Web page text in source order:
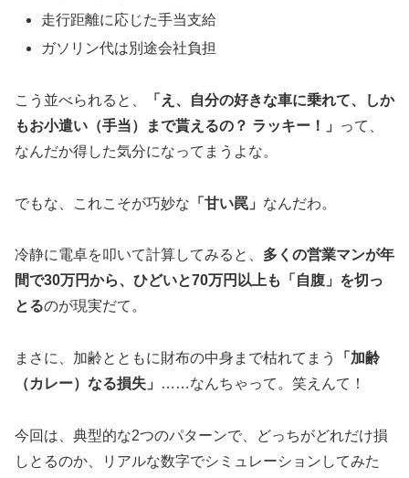
走行距離に応じた手当支給
ガソリン代は別途会社負担
こう並べられると、
「え、自分の好きな車に乗れて、しか
もお小遣い（手当）まで貰えるの？ ラッキー！」
って、
なんだか得した気分になってまうよな。
でもな、これこそが巧妙な 「甘い罠」 なんだわ。
冷静に電卓を叩いて計算してみると、 多くの営業マンが年
間で30万円から、ひどいと70万円以上も「自腹」を切っ
とるのが現実だて。
まさに、加齢とともに財布の中身まで枯れてまう
「加齢
（カレー）なる損失」
……なんちゃって。笑えんて！
今回は、典型的な2つのパターンで、どっちがどれだけ損
しとるのか、リアルな数字でシミュレーションしてみた